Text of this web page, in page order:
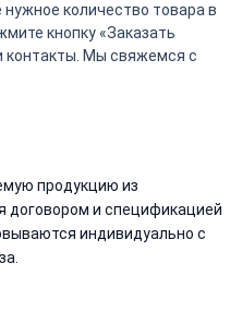
количество товара в
кнопку «Заказать
контакты. Мы свяжемся с
продукцию из
и спецификацией
индивидуально с